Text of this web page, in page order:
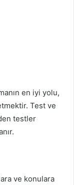
en iyi yolu,
Test ve
testler
ve konulara